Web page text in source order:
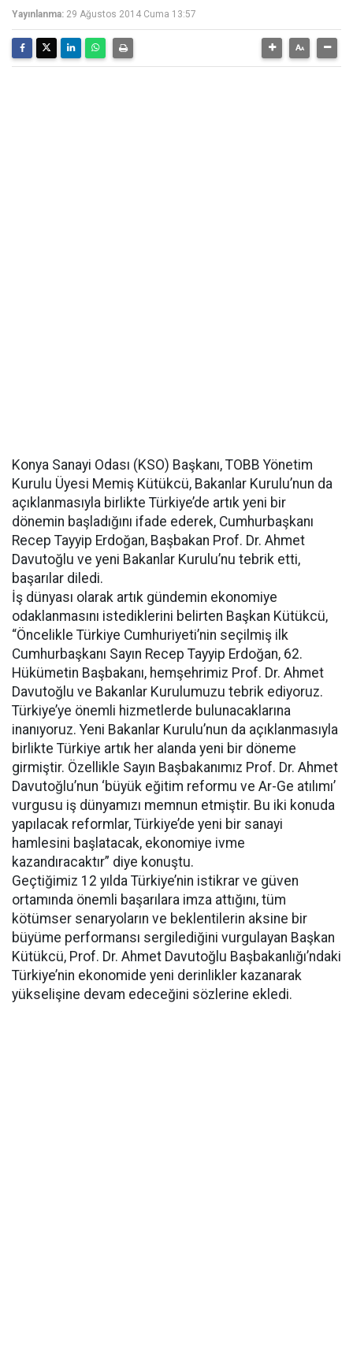
Yayınlanma: 29 Ağustos 2014 Cuma 13:57
Konya Sanayi Odası (KSO) Başkanı, TOBB Yönetim
Kurulu Üyesi Memiş Kütükcü, Bakanlar Kurulu’nun da
açıklanmasıyla birlikte Türkiye’de artık yeni bir
dönemin başladığını ifade ederek, Cumhurbaşkanı
Recep Tayyip Erdoğan, Başbakan Prof. Dr. Ahmet
Davutoğlu ve yeni Bakanlar Kurulu’nu tebrik etti,
başarılar diledi.
İş dünyası olarak artık gündemin ekonomiye
odaklanmasını istediklerini belirten Başkan Kütükcü,
“Öncelikle Türkiye Cumhuriyeti’nin seçilmiş ilk
Cumhurbaşkanı Sayın Recep Tayyip Erdoğan, 62.
Hükümetin Başbakanı, hemşehrimiz Prof. Dr. Ahmet
Davutoğlu ve Bakanlar Kurulumuzu tebrik ediyoruz.
Türkiye’ye önemli hizmetlerde bulunacaklarına
inanıyoruz. Yeni Bakanlar Kurulu’nun da açıklanmasıyla
birlikte Türkiye artık her alanda yeni bir döneme
girmiştir. Özellikle Sayın Başbakanımız Prof. Dr. Ahmet
Davutoğlu’nun ‘büyük eğitim reformu ve Ar-Ge atılımı’
vurgusu iş dünyamızı memnun etmiştir. Bu iki konuda
yapılacak reformlar, Türkiye’de yeni bir sanayi
hamlesini başlatacak, ekonomiye ivme
kazandıracaktır” diye konuştu.
Geçtiğimiz 12 yılda Türkiye’nin istikrar ve güven
ortamında önemli başarılara imza attığını, tüm
kötümser senaryoların ve beklentilerin aksine bir
büyüme performansı sergilediğini vurgulayan Başkan
Kütükcü, Prof. Dr. Ahmet Davutoğlu Başbakanlığı’ndaki
Türkiye’nin ekonomide yeni derinlikler kazanarak
yükselişine devam edeceğini sözlerine ekledi.